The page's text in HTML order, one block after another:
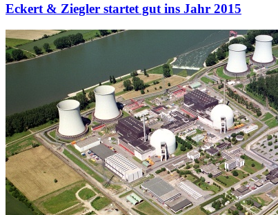
Eckert & Ziegler startet gut ins Jahr 2015